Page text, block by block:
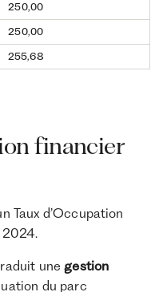
250,00
250,00
255,68
financier
Taux d’Occupation
2024.
unegestion
du parc